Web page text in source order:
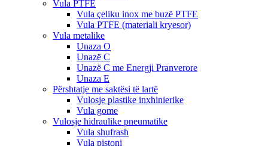
Vula PTFE
Vula çeliku inox me buzë PTFE
Vula PTFE (materiali kryesor)
Vula metalike
Unaza O
Unazë C
Unazë C me Energji Pranverore
Unaza E
Përshtatje me saktësi të lartë
Vulosje plastike inxhinierike
Vula gome
Vulosje hidraulike pneumatike
Vula shufrash
Vula pistoni